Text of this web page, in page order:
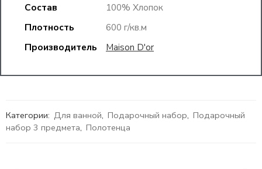
Состав
100% Хлопок
Плотность
600 г/кв.м
Производитель
Maison D'or
Категории: Для ванной, Подарочный набор, Подарочный
набор 3 предмета, Полотенца